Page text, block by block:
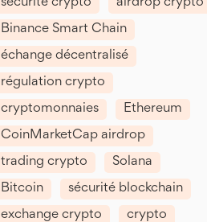
sécurité crypto airdrop crypto
Binance Smart Chain
échange décentralisé
régulation crypto
cryptomonnaies Ethereum
CoinMarketCap airdrop
trading crypto Solana
Bitcoin sécurité blockchain
exchange crypto crypto